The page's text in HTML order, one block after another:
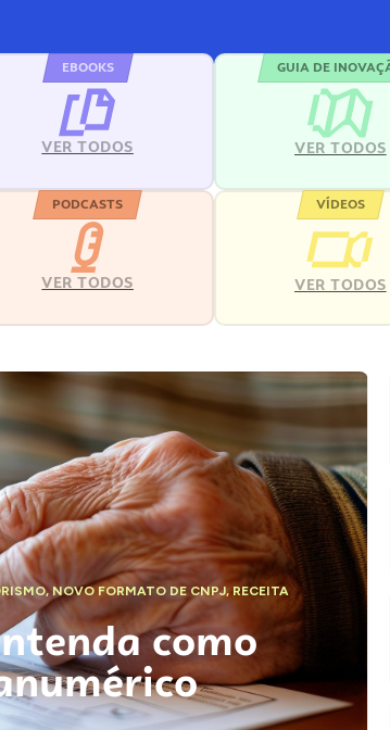
EBOOKS
VER TODOS
GUIA DE
VER TODOS
PODCASTS
VER TODOS
VÍDEOS
VER TODOS
,NOVO FORMATO DE CNPJ,RECEITA
como